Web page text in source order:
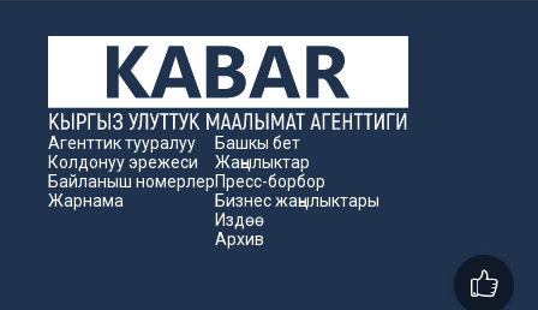
Агенттик тууралуу
Колдонуу эрежеси
Байланыш номерлер
Жарнама
Башкы бет
Жаңылыктар
Пресс-борбор
Бизнес жаңылыктары
Издөө
Архив